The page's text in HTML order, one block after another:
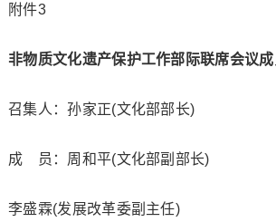
附件3
非物质文化遗产保护工作部际联席会议
召集人：孙家正(文化部部长)
成 员：周和平(文化部副部长)
李盛霖(发展改革委副主任)